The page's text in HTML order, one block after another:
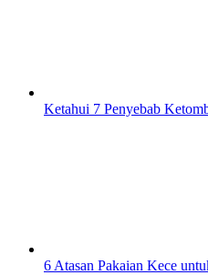
Ketahui 7 Penyebab
6 Atasan Pakaian Kece